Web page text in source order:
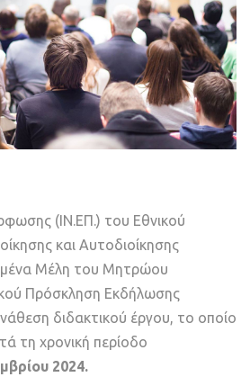
(ΙΝ.ΕΠ.) του Εθνικού
και Αυτοδιοίκησης
Μέλη του Μητρώου
Πρόσκληση Εκδήλωσης
διδακτικού έργου, το οποίο
τη χρονική περίοδο
2024.